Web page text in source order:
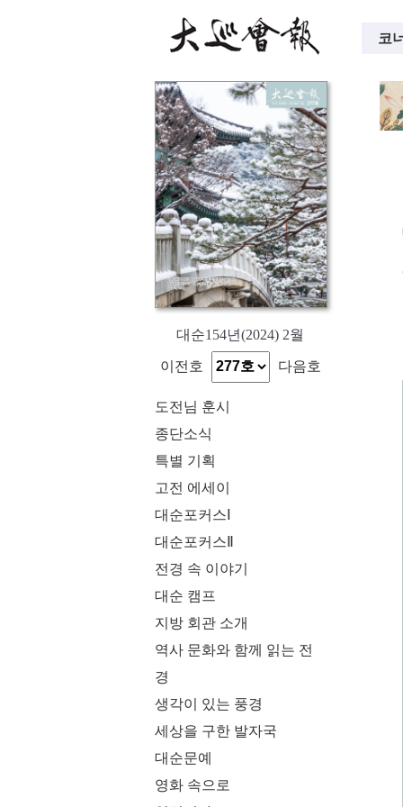
코
대순154년(2024) 2월
이전호 다음호
도전님 훈시
종단소식
특별 기획
고전 에세이
대순포커스Ⅰ
대순포커스Ⅱ
전경 속 이야기
대순 캠프
지방 회관 소개
역사 문화와 함께 읽는 전
경
생각이 있는 풍경
세상을 구한 발자국
대순문예
영화 속으로